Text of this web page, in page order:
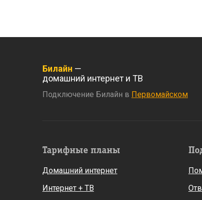
Билайн —
домашний интернет и ТВ
Подключение Билайн в Первомайском
Тарифные планы
Домашний интернет
Интернет + ТВ